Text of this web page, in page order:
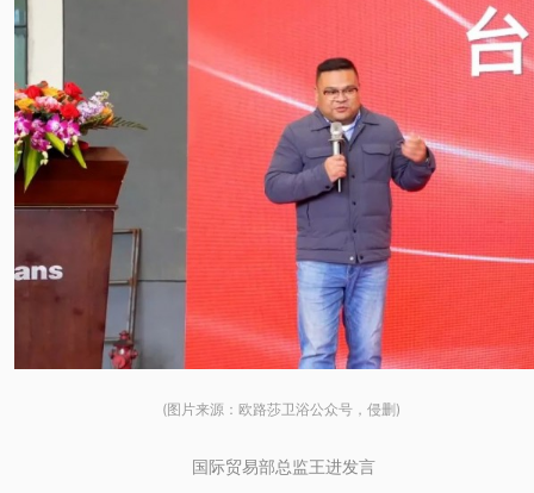
(图片来源：欧路莎卫浴公众号，侵删)
国际贸易部总监王进发言